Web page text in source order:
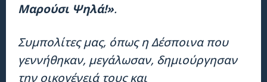
Μαρούσι Ψηλά!».
Συμπολίτες μας, όπως η Δέσποινα που
γεννήθηκαν, μεγάλωσαν, δημιούργησαν
την οικογένειά τους και